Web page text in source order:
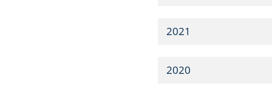
2021
2020